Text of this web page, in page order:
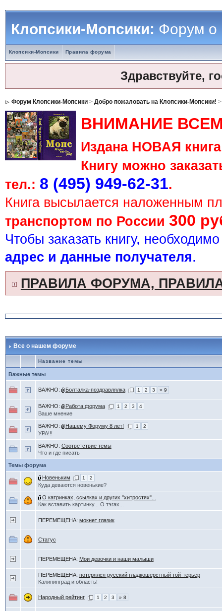
Клопсики-Мопсики:Форум о
Клопсики-Мопсики Правила форума
Здравствуйте,
Форум Клопсики-Мопсики> Добро пожаловать на Клопсики-Мопсики!
ВНИМАНИЕ
Издана НОВАЯ
Книгу можно
тел.: 8 (495) 949-62-31.
Книга высылается наложенным
транспортом по России 300
Чтобы заказать книгу,
адрес и данные получателя.
ПРАВИЛА ФОРУМА,
Все о нашем форуме
Название темы
Важные темы
ВАЖНО: Болталка-поздравлялка 1 2 3 » 9
ВАЖНО: Работа форума 1 2 3 4
Ваше мнение
ВАЖНО: Нашему Форуму 8 лет! 1 2
УРА!!!
ВАЖНО: Соответствие темы
Что и где писать
Темы форума
Новеньким 1 2
Куда деваются новенькие?
О катринках, ссылках и других "хитростях"...
Как вставить картинку... О тэгах...
ПЕРЕМЕЩЕНА: мокнет глазик
Статус
ПЕРЕМЕЩЕНА: Мои девочки и наши малыши
ПЕРЕМЕЩЕНА: потерялся русский гладкошерстный той-терьер
Калининград и область!
Народный рейтинг 1 2 3 » 8